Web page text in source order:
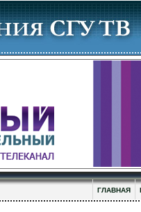
ГЛАВНАЯ